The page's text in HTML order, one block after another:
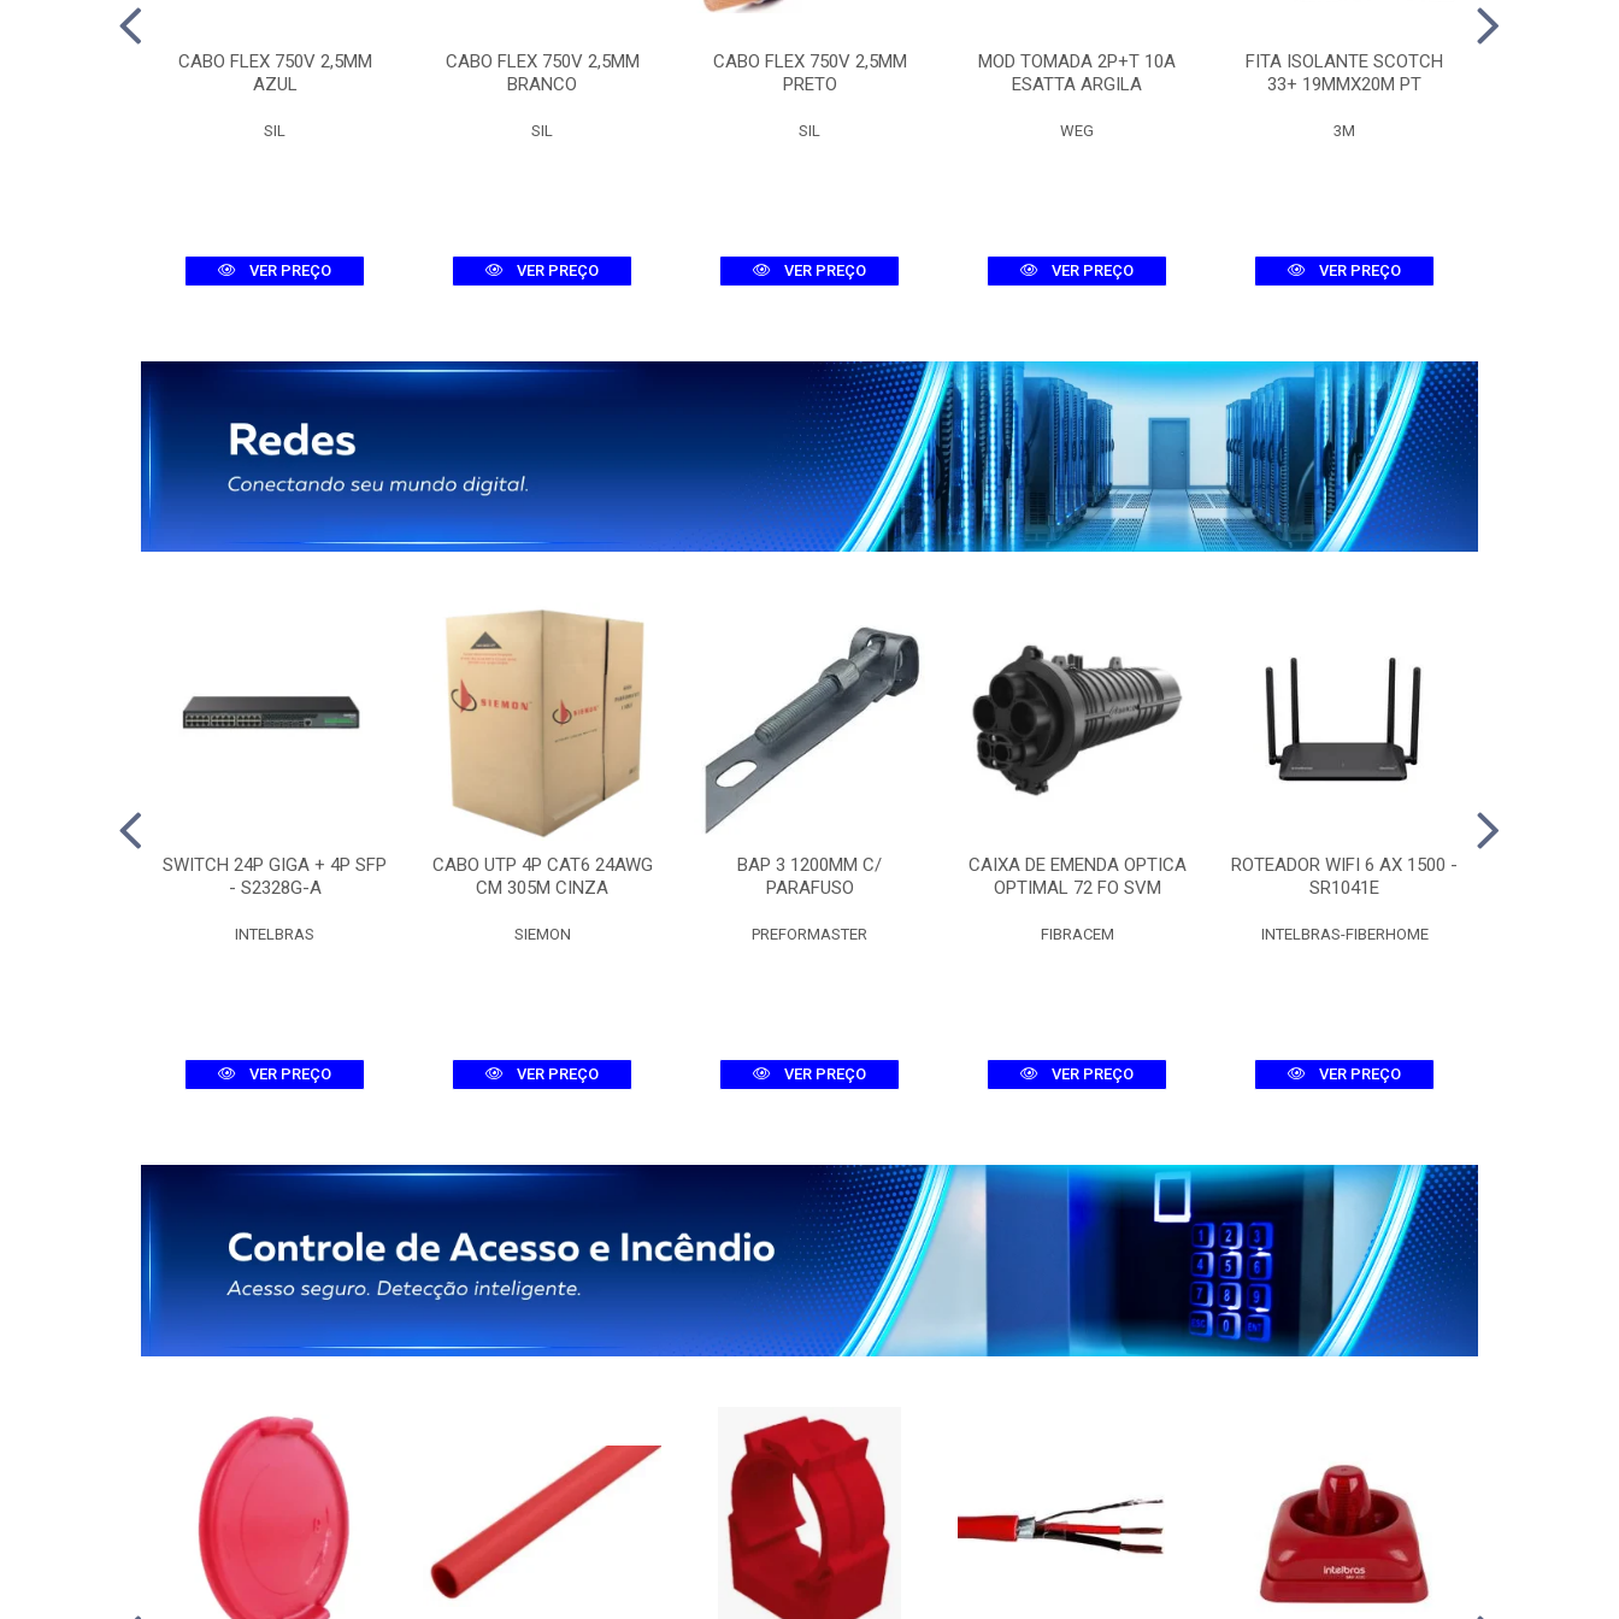
CABO FLEX 750V 2,5MM
AZUL
SIL
VER PREÇO
CABO FLEX 750V 2,5MM
BRANCO
SIL
VER PREÇO
CABO FLEX 750V 2,5MM
PRETO
SIL
VER PREÇO
MOD TOMADA 2P+T 10A
ESATTA ARGILA
WEG
VER PREÇO
FITA ISOLANTE SCOTCH
33+ 19MMX20M PT
3M
VER PREÇO
SWITCH 24P GIGA + 4P SFP
- S2328G-A
INTELBRAS
VER PREÇO
CABO UTP 4P CAT6 24AWG
CM 305M CINZA
SIEMON
VER PREÇO
BAP 3 1200MM C/
PARAFUSO
PREFORMASTER
VER PREÇO
CAIXA DE EMENDA OPTICA
OPTIMAL 72 FO SVM
FIBRACEM
VER PREÇO
ROTEADOR WIFI 6 AX 1500 -
SR1041E
INTELBRAS-FIBERHOME
VER PREÇO